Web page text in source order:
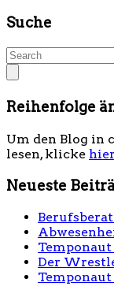
Suche
Reihenfolge
Um den Blog in
lesen, klicke hier
Neueste
Der